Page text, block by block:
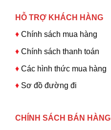
HỖ TRỢ KHÁCH HÀNG
♦Chính sách mua hàng
♦ Chính sách thanh toán
♦ Các hình thức mua hàng
♦ Sơ đồ đường đi
CHÍNH SÁCH BÁN HÀNG